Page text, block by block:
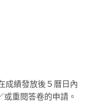
成績發放後５曆日內
或重閱答卷的申請。